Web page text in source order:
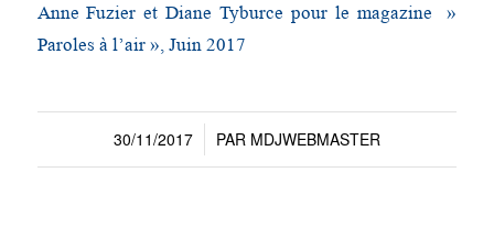
Anne Fuzier et Diane Tyburce pour le magazine »
Paroles à l’air », Juin 2017
30/11/2017
/ PAR MDJWEBMASTER